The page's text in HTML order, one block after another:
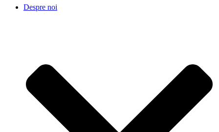
Despre noi